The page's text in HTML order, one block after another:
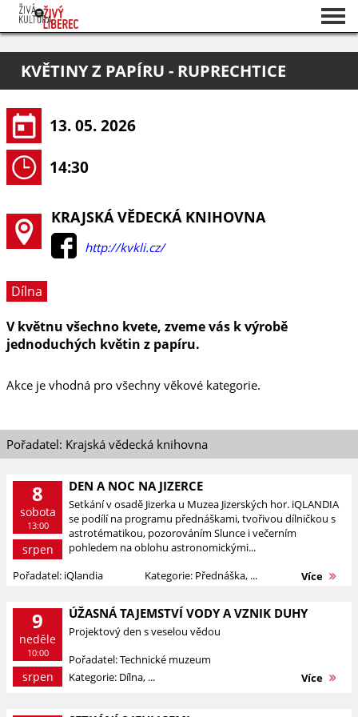
O projektu
Pořadatelé
KVĚTINY Z PAPÍRU - RUPRECHTICE
13. 05. 2026
14:30
KRAJSKÁ VĚDECKÁ KNIHOVNA
http://kvkli.cz/
Dílna
V květnu všechno kvete, zveme vás k výrobě
jednoduchých květin z papíru.
Akce je vhodná pro všechny věkové kategorie.
Pořadatel: Krajská vědecká knihovna
8
sobota
13:00
srpen
DEN A NOC NA JIZERCE
Setkání v osadě Jizerka u Muzea Jizerských hor. iQLANDIA
se podílí na programu přednáškami, tvořivou dílničkou s
astrotématikou, pozorováním Slunce i večerním
pohledem na oblohu astronomickými...
Pořadatel: iQlandia
Kategorie: Přednáška, ... Více
9
neděle
10:00
srpen
ÚŽASNÁ TAJEMSTVÍ VODY A VZNIK DUHY
Projektový den s veselou vědou
Pořadatel: Technické muzeum
Kategorie: Dílna, ...
Více